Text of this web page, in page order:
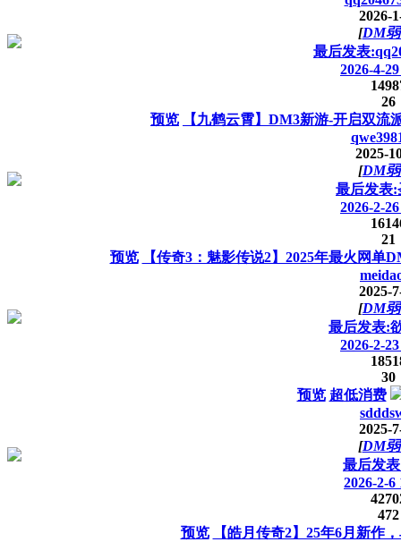
2026-
[DM
最后发表
2026-4-
26
预览
【九鹤云霄】DM3新游-开启双流
2025-
[DM
最后发表:
2026-2-
21
预览
【传奇3：魅影传说2】2025年最火网单
2025-
[DM
最后发表:
2026-2-
30
预览 超低消费
2025-
[DM
最后发
2026-2-6
472
预览
【皓月传奇2】25年6月新作